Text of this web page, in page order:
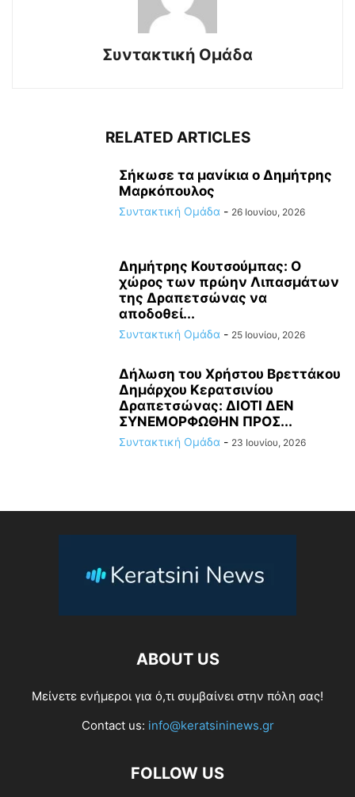
Συντακτική Ομάδα
RELATED ARTICLES
Σήκωσε τα μανίκια ο Δημήτρης
Μαρκόπουλος
Συντακτική Ομάδα - 26 Ιουνίου, 2026
Δημήτρης Κουτσούμπας: Ο
χώρος των πρώην Λιπασμάτων
της Δραπετσώνας να
αποδοθεί...
Συντακτική Ομάδα - 25 Ιουνίου, 2026
Δήλωση του Χρήστου Βρεττάκου
Δημάρχου Κερατσινίου
Δραπετσώνας: ΔΙΟΤΙ ΔΕΝ
ΣΥΝΕΜΟΡΦΩΘΗΝ ΠΡΟΣ...
Συντακτική Ομάδα - 23 Ιουνίου, 2026
ABOUT US
Μείνετε ενήμεροι για ό,τι συμβαίνει στην πόλη σας!
Contact us: info@keratsininews.gr
FOLLOW US